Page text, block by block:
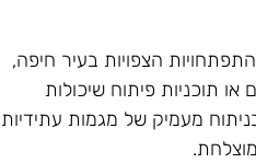
הצפויות בעיר חיפה,
תוכניות פיתוח שיכולות
מעמיק של מגמות עתידיות